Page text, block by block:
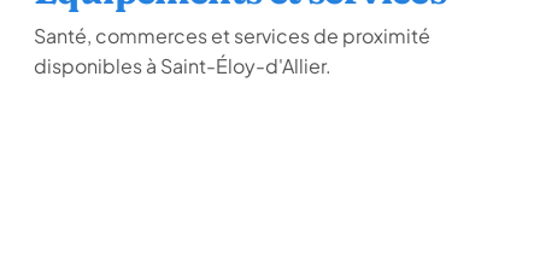
Santé, commerces et services de proximité
disponibles à Saint-Éloy-d'Allier.